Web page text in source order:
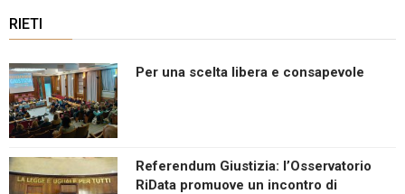
RIETI
Per una scelta libera e consapevole
Referendum Giustizia: l’Osservatorio
RiData promuove un incontro di